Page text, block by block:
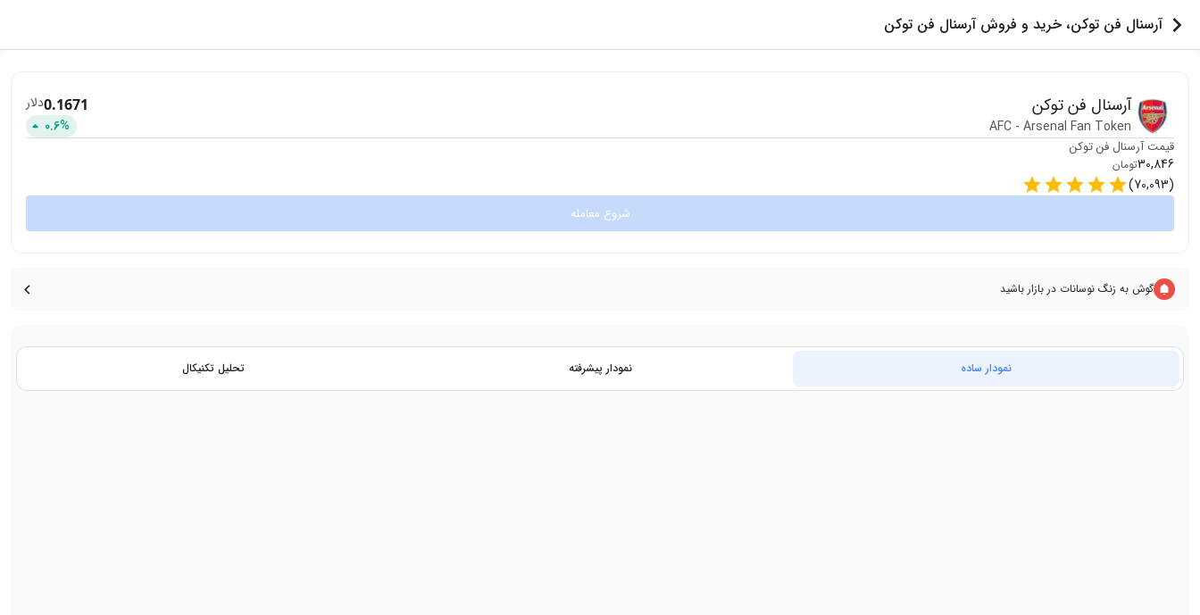
آرسنال فن توکن، خرید و فروش آرسنال فن توکن
آرسنال فن توکن
AFC - Arsenal Fan Token
0.1671دلار
0.6%
قیمت آرسنال فن توکن
30,846تومان
(
70,093
)
شروع معامله
گوش به زنگ نوسانات در بازار باشید
نمودار ساده نمودار پیشرفته تحلیل تکنیکال